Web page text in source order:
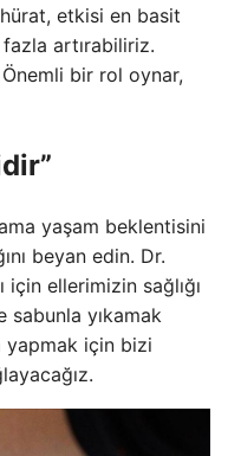
etkisi en basit
artırabiliriz.
bir rol oynar,
yaşam beklentisini
beyan edin. Dr.
için ellerimizin sağlığı
sabunla yıkamak
yapmak için bizi